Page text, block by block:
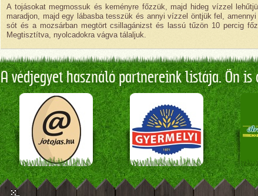
A tojásokat megmossuk és keményre főzzük, majd hideg vízzel
maradjon, majd egy lábasba tesszük és annyi vízzel öntjük fel,
sót és a mozsárban megtört csillagánizst és lassú tűzön 10 percig
Megtisztítva, nyolcadokra vágva tálaljuk.
A védjegyet használó partnereink listája. Ön is